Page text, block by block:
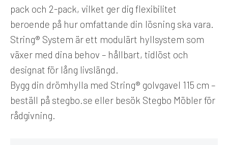
pack och 2-pack, vilket ger dig flexibilitet
beroende på hur omfattande din lösning ska vara.
String® System är ett modulärt hyllsystem som
växer med dina behov – hållbart, tidlöst och
designat för lång livslängd.
Bygg din drömhylla med String® golvgavel 115 cm –
beställ på stegbo.se eller besök Stegbo Möbler för
rådgivning.